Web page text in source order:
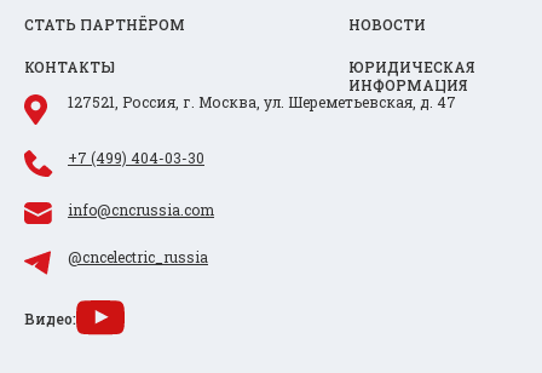
СТАТЬ ПАРТНЁРОМ НОВОСТИ
КОНТАКТЫ
ЮРИДИЧЕСКАЯ
ИНФОРМАЦИЯ
127521, Россия, г. Москва, ул. Шереметьевская, д. 47
+7 (499) 404-03-30
info@cncrussia.com
@cncelectric_russia
Видео: